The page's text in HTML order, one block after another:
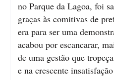
no Parque da Lagoa, foi
graças às comitivas de
era para ser uma
acabou por escancarar,
de uma gestão que
e na crescente